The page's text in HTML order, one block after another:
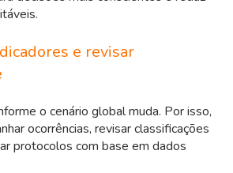
e revisar
o cenário global muda. Por isso,
ocorrências, revisar classificações
protocolos com base em dados